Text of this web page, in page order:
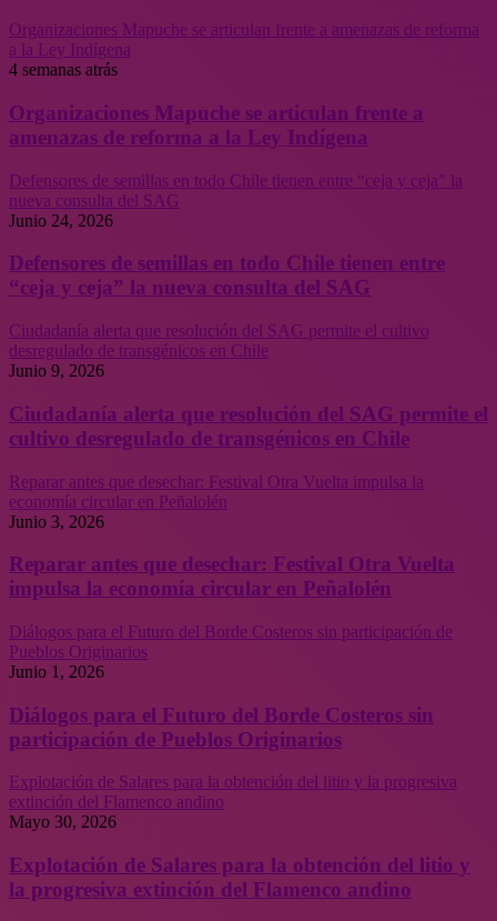
Organizaciones Mapuche se articulan frente a amenazas de reforma
a la Ley Indígena
4 semanas atrás
Organizaciones Mapuche se articulan frente a
amenazas de reforma a la Ley Indígena
Defensores de semillas en todo Chile tienen entre “ceja y ceja” la
nueva consulta del SAG
Junio 24, 2026
Defensores de semillas en todo Chile tienen entre
“ceja y ceja” la nueva consulta del SAG
Ciudadanía alerta que resolución del SAG permite el cultivo
desregulado de transgénicos en Chile
Junio 9, 2026
Ciudadanía alerta que resolución del SAG permite el
cultivo desregulado de transgénicos en Chile
Reparar antes que desechar: Festival Otra Vuelta impulsa la
economía circular en Peñalolén
Junio 3, 2026
Reparar antes que desechar: Festival Otra Vuelta
impulsa la economía circular en Peñalolén
Diálogos para el Futuro del Borde Costeros sin participación de
Pueblos Originarios
Junio 1, 2026
Diálogos para el Futuro del Borde Costeros sin
participación de Pueblos Originarios
Explotación de Salares para la obtención del litio y la progresiva
extinción del Flamenco andino
Mayo 30, 2026
Explotación de Salares para la obtención del litio y
la progresiva extinción del Flamenco andino